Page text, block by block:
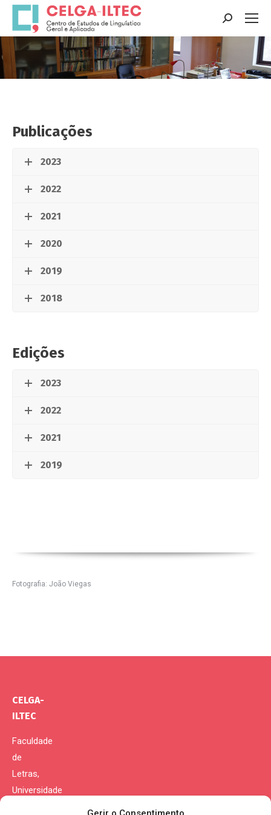
Search:
You are here:
Publicações
2023
2022
2021
2020
2019
2018
Edições
2023
2022
2021
2019
Fotografia: João Viegas
CELGA-
ILTEC
Faculdade
de
Letras,
Universidade